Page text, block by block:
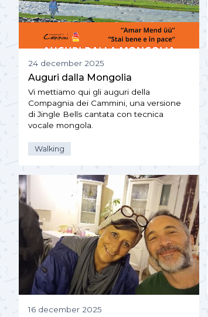
24 december 2025
Auguri dalla Mongolia
Vi mettiamo qui gli auguri della
Compagnia dei Cammini, una versione
di Jingle Bells cantata con tecnica
vocale mongola.
Walking
16 december 2025